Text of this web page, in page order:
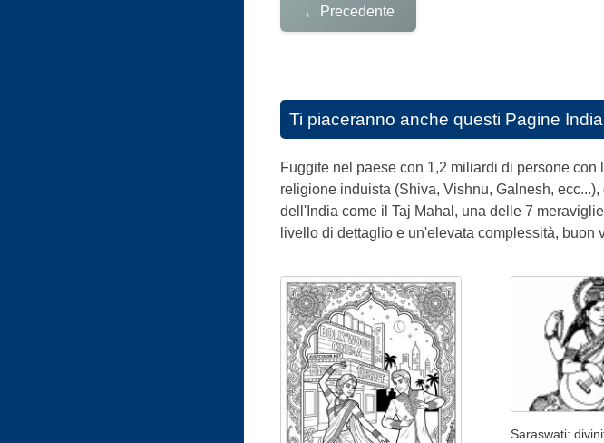
← Precedente
Ti piaceranno anche questi Pagine
Fuggite nel paese con 1,2 miliardi di persone
religione induista (Shiva, Vishnu, Galnesh,
dell'India come il Taj Mahal, una delle 7
livello di dettaglio e un'elevata complessità, buon
Saraswati: